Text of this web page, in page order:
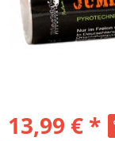
13,99 € *